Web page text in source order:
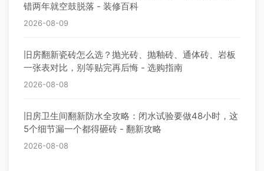
错两年就空鼓脱落 - 装修百科
2026-08-09
旧房翻新瓷砖怎么选？抛光砖、抛釉砖、通体砖、岩板
一张表对比，别等贴完再后悔 - 选购指南
2026-08-08
旧房卫生间翻新防水全攻略：闭水试验要做48小时，这
5个细节漏一个都得砸砖 - 翻新攻略
2026-08-08